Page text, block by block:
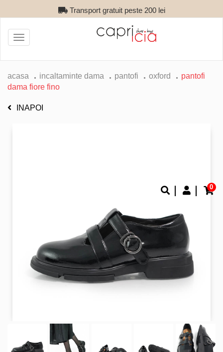
Transport gratuit peste 200 lei
0
Toggle
navigation
acasa incaltaminte dama pantofi oxford
pantofi
dama fiore fino
INAPOI